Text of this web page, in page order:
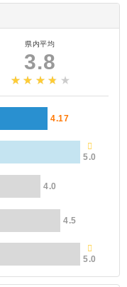
県内平均
3.8
4.17
5.0
4.0
4.5
5.0